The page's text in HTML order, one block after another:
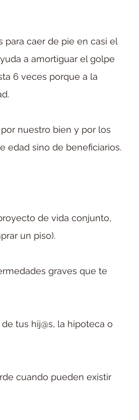
para caer de pie en casi el
a amortiguar el golpe
6 veces porque a la
nuestro bien y por los
edad sino de beneficiarios.
de vida conjunto,
un piso).
graves que te
tus hij@s, la hipoteca o
cuando pueden existir